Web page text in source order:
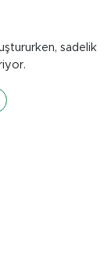
sadelik